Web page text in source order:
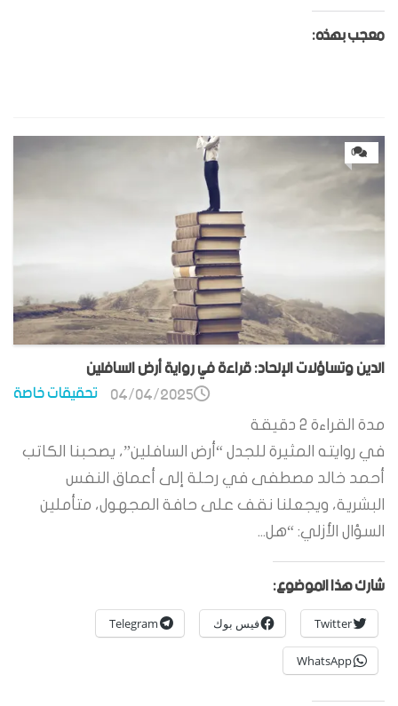
معجب بهذه:
0
الدين وتساؤلات الإلحاد: قراءة في رواية أرض السافلين
تحقيقات خاصة 04/04/2025
مدة القراءة 2 دقيقة
في روايته المثيرة للجدل “أرض السافلين”، يصحبنا الكاتب
أحمد خالد مصطفى في رحلة إلى أعماق النفس
البشرية، ويجعلنا نقف على حافة المجهول، متأملين
السؤال الأزلي: “هل...
شارك هذا الموضوع:
Twitter فيس بوك Telegram
WhatsApp